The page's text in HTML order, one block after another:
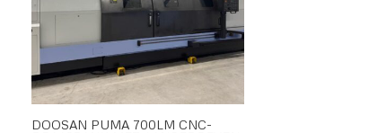
DOOSAN PUMA 700LM CNC-